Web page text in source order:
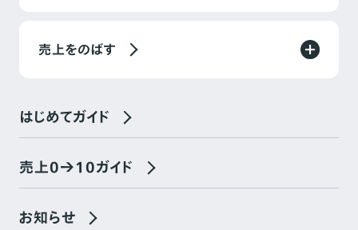
売上をのばす
はじめてガイド
売上0→10ガイド
お知らせ